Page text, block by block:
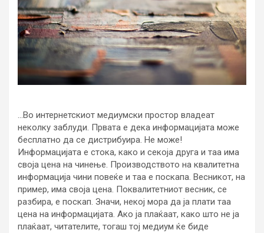
…Во интернетскиот медиумски простор владеат
неколку заблуди. Првата е дека информацијата може
бесплатно да се дистрибуира. Не може!
Информацијата е стока, како и секоја друга и таа има
своја цена на чинење. Производството на квалитетна
информација чини повеќе и таа е поскапа. Весникот, на
пример, има своја цена. Поквалитетниот весник, се
разбира, е поскап. Значи, некој мора да ја плати таа
цена на информацијата. Ако ја плаќаат, како што не ја
плаќаат, читателите, тогаш тој медиум ќе биде